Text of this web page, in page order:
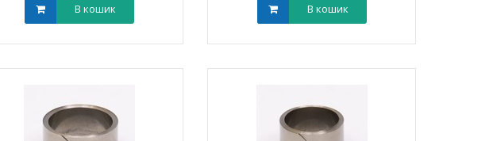
В кошик В кошик